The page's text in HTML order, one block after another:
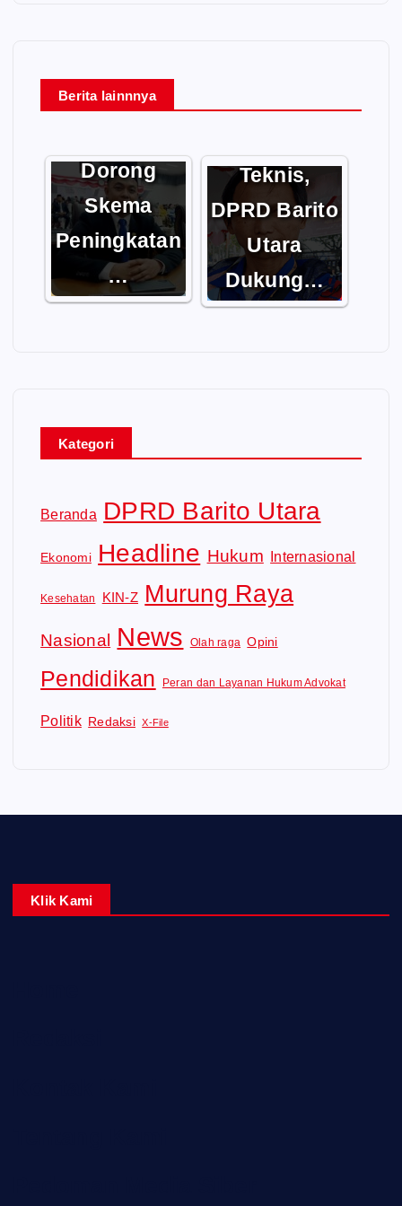
Berita lainnnya
DPRD Barito
Dorong
Skema
Peningkatan
…
Dorong
Teknis,
DPRD Barito
Utara
Dukung…
Kategori
Beranda DPRD Barito Utara
Ekonomi Headline Hukum Internasional
Kesehatan KIN-Z Murung Raya
Nasional News Olah raga Opini
Pendidikan Peran dan Layanan Hukum Advokat
Politik Redaksi X-File
Klik Kami